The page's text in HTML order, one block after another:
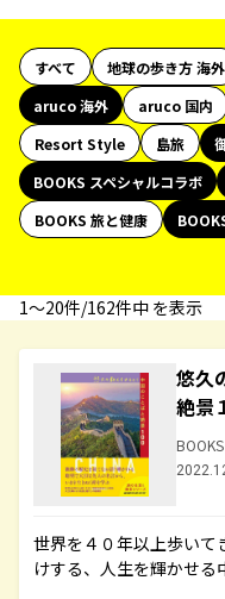
すべて 地球の歩き方 海外
aruco 海外
aruco 国内
Resort Style
島旅
BOOKS スペシャルコラボ
BOOKS 旅と健康
1〜20件/162件中 を表示
悠久
絶景
世界を４０年以上歩いて
けする、人生を輝かせ